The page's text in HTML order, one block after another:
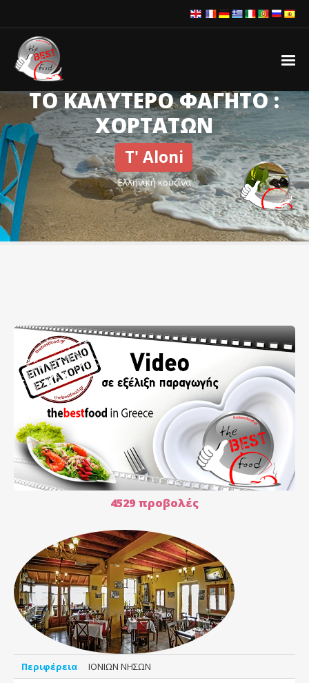
ΤΟ ΚΑΛΥΤΕΡΟ ΦΑΓΗΤΟ :
ΧΟΡΤΑΤΩΝ
T' Aloni
Ελληνική κουζίνα
4529 προβολές
Περιφέρεια
ΙΟΝΙΩΝ ΝΗΣΩΝ